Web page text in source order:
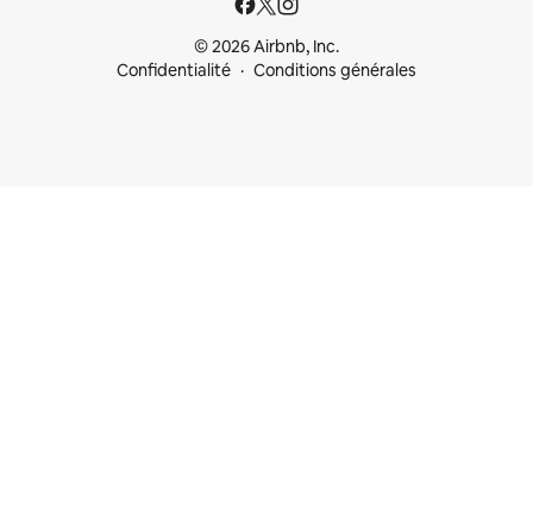
© 2026 Airbnb, Inc.
Confidentialité
Conditions générales